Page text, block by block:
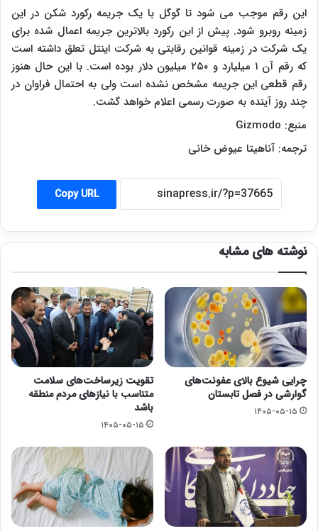
این رقم موجب می شود تا گوگل با یک جریمه رکورد شکن در این
زمینه روبرو شود. پیش از این رکورد بالاترین جریمه اعمال شده برای
یک شرکت در زمینه قوانین رقابتی به شرکت اینتل تعلق داشته است
که رقم آن ۱ میلیارد و ۲۵۰ میلیون دلار بوده است. با این حال هنوز
رقم قطعی این جریمه مشخص نشده است ولی به احتمال فراوان در
چند روز آینده به صورت رسمی اعلام خواهد گشت.
منبع: Gizmodo
ترجمه: آناهیتا عیوض خانی
Copy URL
نوشته های مشابه
چرایی شیوع بالای عفونت‌های
گوارشی در فصل تابستان
۱۴۰۵-۰۵-۱۵
تقویت زیرساخت‌های سلامت
متناسب با نیازهای مردم منطقه
باشد
۱۴۰۵-۰۵-۱۵